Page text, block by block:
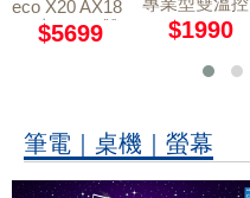
eco X20 AX18
00 真Mesh 雙
頻無線網狀路
$5699
電烤箱SO-712
$1990
筆電｜桌機｜螢幕